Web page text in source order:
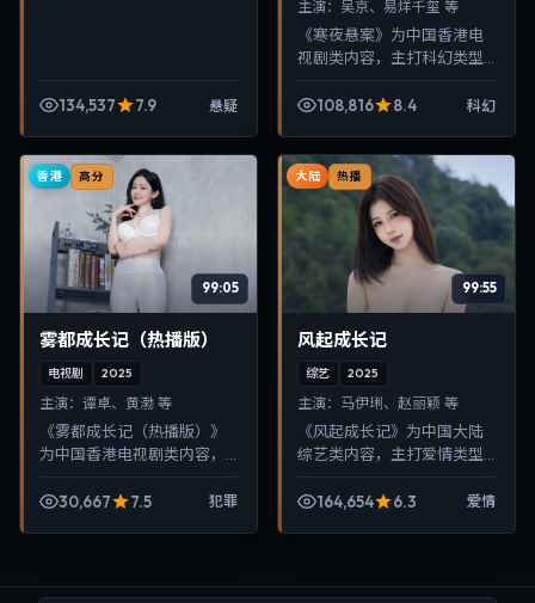
134,537 7.9 悬疑
主演： 吴京、易烊千玺 等
《寒夜悬案》为中国香港电
视剧类内容，主打科幻类型
晰，适合移动端与电视端随
108,816 8.4 科幻
香港 高分
99:05
雾都成长记（热播版）
电视剧 2025
主演： 谭卓、黄渤 等
《雾都成长记（热播版）》
为中国香港电视剧类内容，
凑、画面清晰，适合移动端
30,667 7.5 犯罪
大陆 热播
99:55
风起成长记
综艺 2025
主演： 马伊琍、赵丽颖 等
《风起成长记》为中国大陆
综艺类内容，主打爱情类型
晰，适合移动端与电视端随
164,654 6.3 爱情